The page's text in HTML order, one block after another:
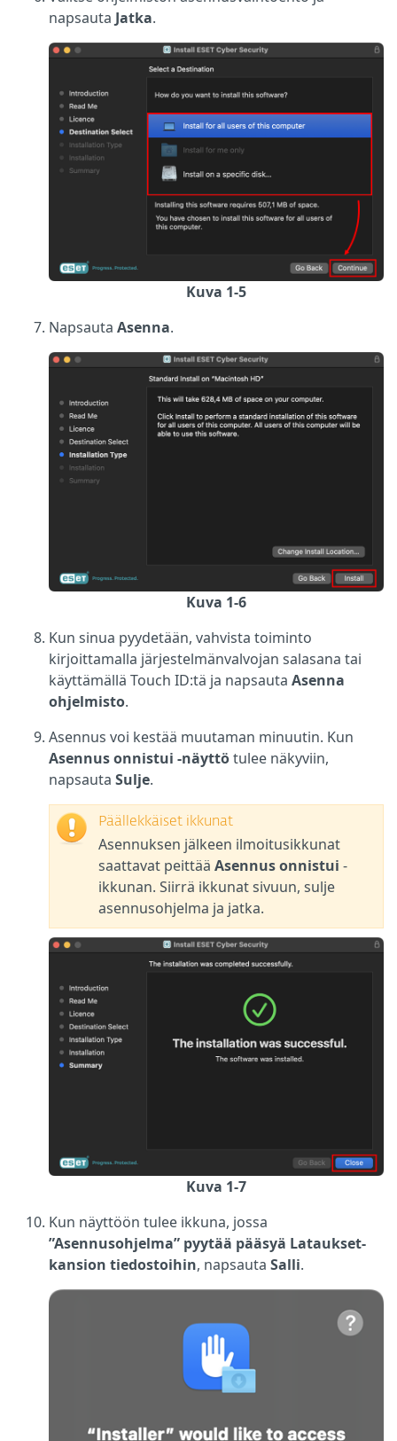
napsauta Jatka.
Kuva 1-5
Napsauta Asenna.
Kuva 1-6
Kun sinua pyydetään, vahvista toiminto
kirjoittamalla järjestelmänvalvojan salasana tai
käyttämällä Touch ID:tä ja napsauta Asenna
ohjelmisto.
Asennus voi kestää muutaman minuutin. Kun
Asennus onnistui -näyttötulee näkyviin,
napsauta Sulje.
Päällekkäiset ikkunat
Asennuksen jälkeen ilmoitusikkunat
saattavat peittää Asennus onnistui -
ikkunan. Siirrä ikkunat sivuun, sulje
asennusohjelma ja jatka.
Kuva 1-7
Kun näyttöön tulee ikkuna, jossa
”Asennusohjelma” pyytää pääsyä Lataukset-
kansion tiedostoihin, napsauta Salli.